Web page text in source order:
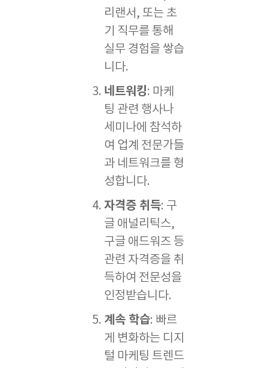
리랜서, 또는 초
기 직무를 통해
실무 경험을 쌓습
니다.
네트워킹: 마케
팅 관련 행사나
세미나에 참석하
여 업계 전문가들
과 네트워크를 형
성합니다.
자격증 취득: 구
글 애널리틱스,
구글 애드워즈 등
관련 자격증을 취
득하여 전문성을
인정받습니다.
계속 학습: 빠르
게 변화하는 디지
털 마케팅 트렌드